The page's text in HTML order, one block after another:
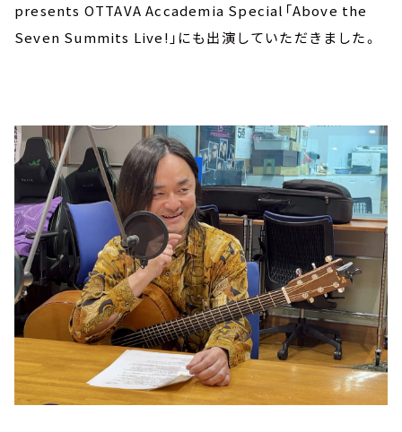
presents OTTAVA Accademia Special「Above the
Seven Summits Live!」にも出演していただきました。